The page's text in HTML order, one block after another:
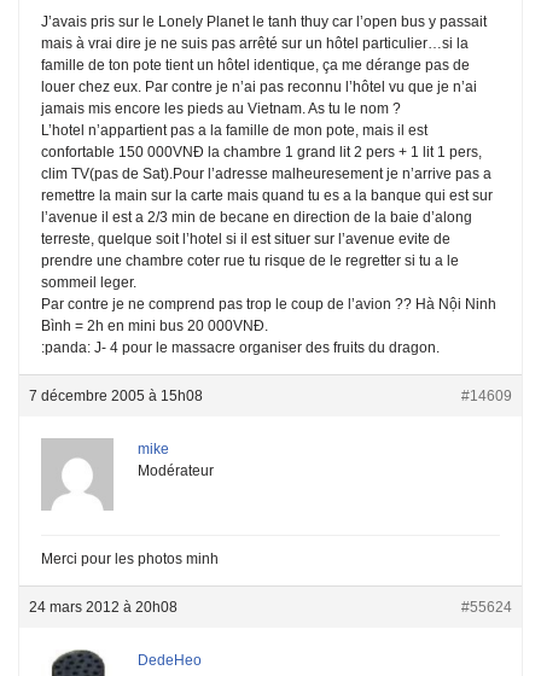
J’avais pris sur le Lonely Planet le tanh thuy car l’open bus y passait
mais à vrai dire je ne suis pas arrêté sur un hôtel particulier…si la
famille de ton pote tient un hôtel identique, ça me dérange pas de
louer chez eux. Par contre je n’ai pas reconnu l’hôtel vu que je n’ai
jamais mis encore les pieds au Vietnam. As tu le nom ?
L’hotel n’appartient pas a la famille de mon pote, mais il est
confortable 150 000VNĐ la chambre 1 grand lit 2 pers + 1 lit 1 pers,
clim TV(pas de Sat).Pour l’adresse malheuresement je n’arrive pas a
remettre la main sur la carte mais quand tu es a la banque qui est sur
l’avenue il est a 2/3 min de becane en direction de la baie d’along
terreste, quelque soit l’hotel si il est situer sur l’avenue evite de
prendre une chambre coter rue tu risque de le regretter si tu a le
sommeil leger.
Par contre je ne comprend pas trop le coup de l’avion ?? Hà Nội Ninh
Bình = 2h en mini bus 20 000VNĐ.
:panda: J- 4 pour le massacre organiser des fruits du dragon.
7 décembre 2005 à 15h08 #14609
mike
Modérateur
Merci pour les photos minh
24 mars 2012 à 20h08 #55624
DedeHeo